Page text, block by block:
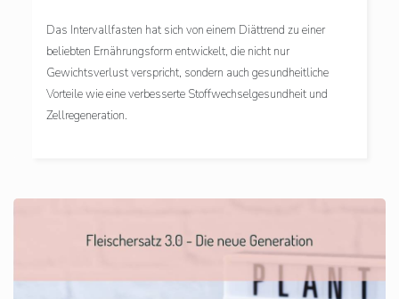
Das Intervallfasten hat sich von einem Diättrend zu einer
beliebten Ernährungsform entwickelt, die nicht nur
Gewichtsverlust verspricht, sondern auch gesundheitliche
Vorteile wie eine verbesserte Stoffwechselgesundheit und
Zellregeneration.